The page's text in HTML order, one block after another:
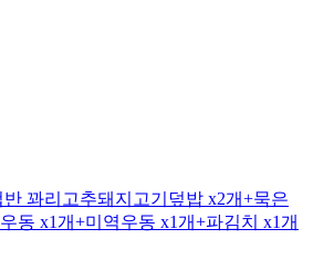
꽈리고추돼지고기덮밥 x2개+묵은
동 x1개+미역우동 x1개+파김치 x1개